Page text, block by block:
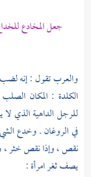
جعل المخادع
والعرب تقول : إنه
الكلدة : المكان
للرجل الداهية الذي
في الروغان . وخدع
نقص ، وإذا نقص خثر ،
يصف ثغر امرأة :